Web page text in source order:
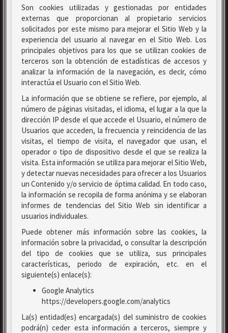
Son cookies utilizadas y gestionadas por entidades
externas que proporcionan al propietario servicios
solicitados por este mismo para mejorar el Sitio Web y la
experiencia del usuario al navegar en el Sitio Web. Los
principales objetivos para los que se utilizan cookies de
terceros son la obtención de estadísticas de accesos y
analizar la información de la navegación, es decir, cómo
interactúa el Usuario con el Sitio Web.
La información que se obtiene se refiere, por ejemplo, al
número de páginas visitadas, el idioma, el lugar a la que la
dirección IP desde el que accede el Usuario, el número de
Usuarios que acceden, la frecuencia y reincidencia de las
visitas, el tiempo de visita, el navegador que usan, el
operador o tipo de dispositivo desde el que se realiza la
visita. Esta información se utiliza para mejorar el Sitio Web,
y detectar nuevas necesidades para ofrecer a los Usuarios
un Contenido y/o servicio de óptima calidad. En todo caso,
la información se recopila de forma anónima y se elaboran
informes de tendencias del Sitio Web sin identificar a
usuarios individuales.
Puede obtener más información sobre las cookies, la
información sobre la privacidad, o consultar la descripción
del tipo de cookies que se utiliza, sus principales
características, periodo de expiración, etc. en el
siguiente(s) enlace(s):
Google Analytics
https://developers.google.com/analytics
La(s) entidad(es) encargada(s) del suministro de cookies
podrá(n) ceder esta información a terceros, siempre y